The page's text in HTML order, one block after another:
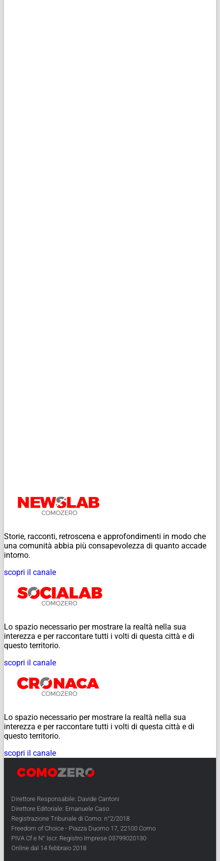
Storie, racconti, retroscena e approfondimenti in modo che
una comunità abbia più consapevolezza di quanto accade
intorno.
scopri il canale
Lo spazio necessario per mostrare la realtà nella sua
interezza e per raccontare tutti i volti di questa città e di
questo territorio.
scopri il canale
Lo spazio necessario per mostrare la realtà nella sua
interezza e per raccontare tutti i volti di questa città e di
questo territorio.
scopri il canale
Direttore Responsabile: Davide Cantoni
Direttore Editoriale: Emanuele Caso
Registrazione Tribunale di Como: n°2/2018
Freedom of Choice - Piazza Duomo 17, 22100 Como
PIVA Cf e N° Iscr. Registro Imprese 03799020130
Online dal 14 febbraio 2018